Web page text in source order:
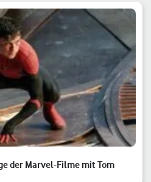
der Marvel-Filme mit Tom